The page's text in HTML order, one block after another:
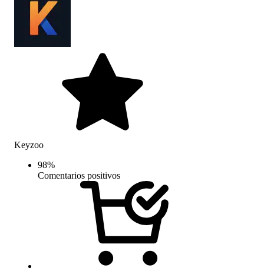
Keyzoo
98%
Comentarios positivos